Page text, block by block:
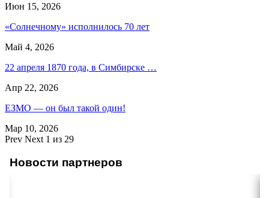
Июн 15, 2026
«Солнечному» исполнилось 70 лет
Май 4, 2026
22 апреля 1870 года, в Симбирске …
Апр 22, 2026
ЕЗМО — он был такой один!
Мар 10, 2026
Prev Next 1 из 29
Новости партнеров